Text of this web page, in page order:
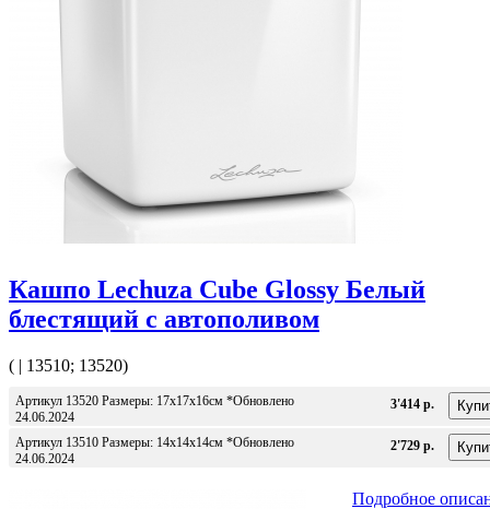
Кашпо Lechuza Cube Glossy Белый
блестящий с автополивом
( | 13510; 13520)
Артикул 13520 Размеры: 17x17x16см *Обновлено
24.06.2024
3'414 р.
Артикул 13510 Размеры: 14x14x14см *Обновлено
24.06.2024
2'729 р.
Подробное